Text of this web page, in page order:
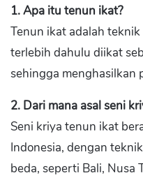
1. Apa itu tenun ikat?
Tenun ikat adalah
terlebih dahulu diikat
sehingga menghasilkan
2. Dari mana asal seni
Seni kriya tenun ikat
Indonesia, dengan
beda, seperti Bali, Nusa